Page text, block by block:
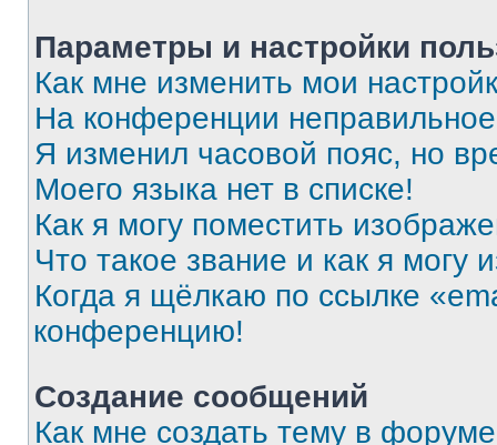
Параметры и настройки
Как мне изменить мои
На конференции
Я изменил часовой пояс, но
Моего языка нет в списке!
Как я могу поместить
Что такое звание и как я могу
Когда я щёлкаю по ссылке
конференцию!
Создание сообщений
Как мне создать тему в